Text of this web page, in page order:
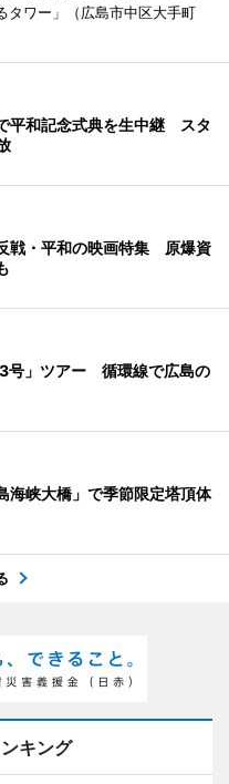
タワー」（広島市中区大手町
平和記念式典を生中継 スタ
戦・平和の映画特集 原爆資
号」ツアー 循環線で広島の
海峡大橋」で季節限定塔頂体
キング